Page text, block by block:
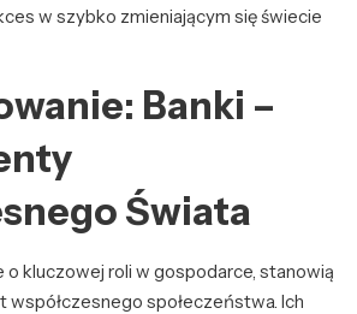
w szybko zmieniającym się świecie
Banki –
Świata
o kluczowej roli w gospodarce, stanowią
współczesnego społeczeństwa. Ich